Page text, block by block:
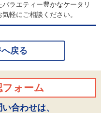
ラエティー豊かなケータリ
軽にご相談ください。
戻る
ォーム
合わせは、